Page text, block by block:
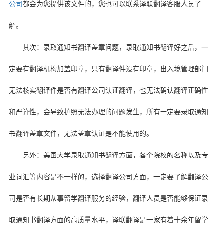
公司 都会为您提供该文件的，您也可以联系译联翻译客服人员了
解。
其次：录取通知书翻译盖章问题，录取通知书翻译好之后，一
定要有翻译机构加盖印章，只有翻译件没有印章，出入境管理部门
无法核实翻译件是否有翻译公司认证翻译，也无法确认翻译正确性
和严谨性，会导致护照无法办理的问题发生，所有一定要录取通知
书翻译盖章文件，无法盖章认证是不能使用的。
另外：美国大学录取通知书翻译方面，各个院校的名称以及专
业词汇等内容是不一样的，选择翻译公司方面，一定要了解翻译公
司是否有长期从事留学翻译服务的经验，翻译人员是否能够保证录
取通知书翻译方面的高质量水平，译联翻译是一家有着十余年留学